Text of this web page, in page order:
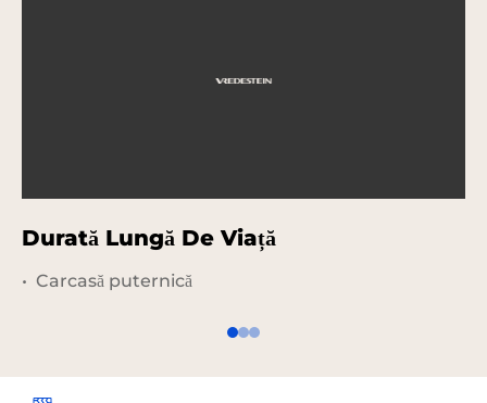
Durată Lungă De Viață
Carcasă puternică